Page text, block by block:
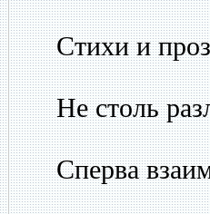
Стихи и
Не столь
Сперва